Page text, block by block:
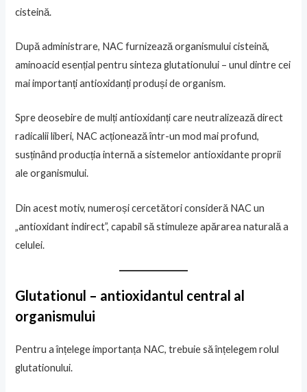
cisteină.
După administrare, NAC furnizează organismului cisteină,
aminoacid esențial pentru sinteza glutationului – unul dintre cei
mai importanți antioxidanți produși de organism.
Spre deosebire de mulți antioxidanți care neutralizează direct
radicalii liberi, NAC acționează într-un mod mai profund,
susținând producția internă a sistemelor antioxidante proprii
ale organismului.
Din acest motiv, numeroși cercetători consideră NAC un
„antioxidant indirect”, capabil să stimuleze apărarea naturală a
celulei.
Glutationul – antioxidantul central al
organismului
Pentru a înțelege importanța NAC, trebuie să înțelegem rolul
glutationului.